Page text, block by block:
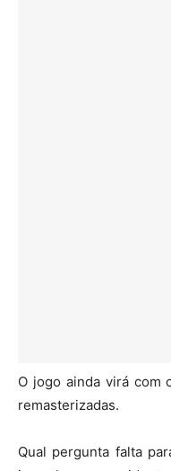
O jogo ainda virá com
remasterizadas.
Qual pergunta falta